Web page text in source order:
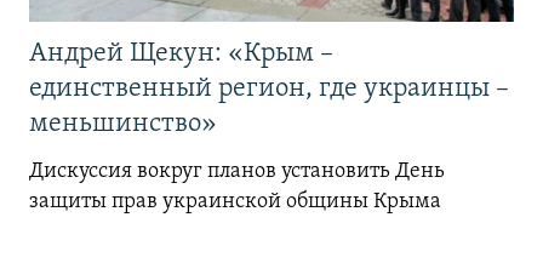
Андрей Щекун: «Крым –
единственный регион, где украинцы –
меньшинство»
Дискуссия вокруг планов установить День
защиты прав украинской общины Крыма